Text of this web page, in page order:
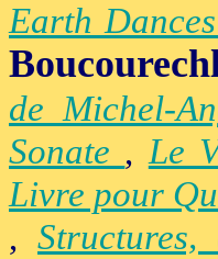
Earth Dances
de Michel-
Sonate ,Le
Livre pour
, Structures,